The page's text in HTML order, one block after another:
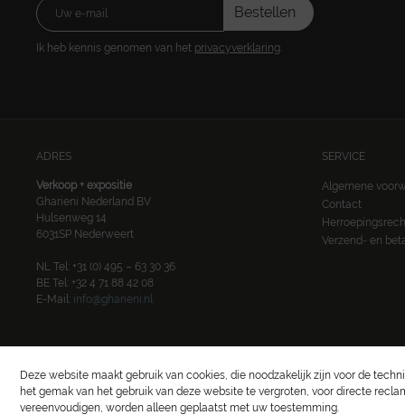
Bestellen
Ik heb kennis genomen van het privacyverklaring
ADRES
Verkoop + expositie
Gharieni Nederland BV
Hulsenweg 14
6031SP Nederweert
NL Tel: +31 (0) 495 – 63 30 36
BE Tel: +32 4 71 88 42 08
E-Mail: info@gharieni.nl
SERVICE
Algemene
Contact
Verzend- en
Deze website maakt gebruik van cookies, die noodzakelijk zijn voor de
het gemak van het gebruik van deze website te vergroten, voor directe
vereenvoudigen, worden alleen geplaatst met uw toestemming.